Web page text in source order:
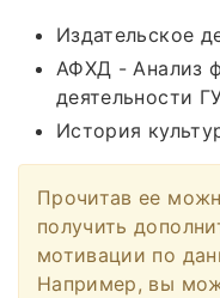
Издательское
АФХД - Анализ
деятельности
История
Прочитав ее
получить
мотивации по
Например, вы